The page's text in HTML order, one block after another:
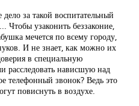
за такой воспитательный
Чтобы узаконить беззаконие,
мечется по всему городу,
И не знает, как можно их
в специальную
расследовать нависшую над
телефонный звонок? Ведь это
повиснуть в воздухе.